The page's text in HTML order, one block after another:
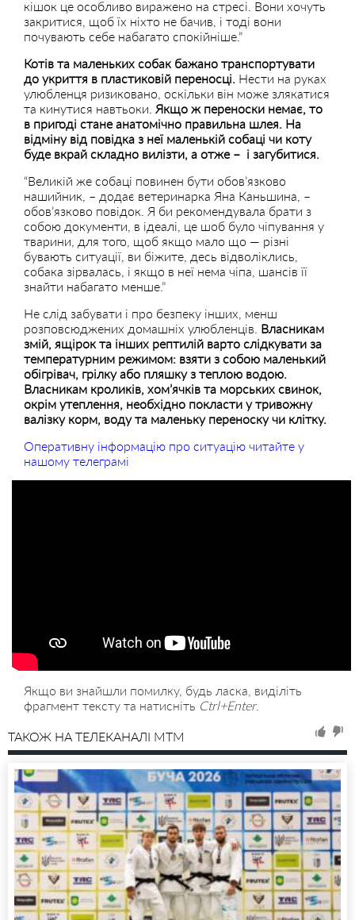
кішок це особливо виражено на стресі. Вони хочуть
закритися, щоб їх ніхто не бачив, і тоді вони
почувають себе набагато спокійніше.”
Котів та маленьких собак бажано транспортувати
до укриття в пластиковій переносці. Нести на руках
улюбленця ризиковано, оскільки він може злякатися
та кинутися навтьоки. Якщо ж переноски немає, то
в пригоді стане анатомічно правильна шлея. На
відміну від повідка з неї маленькій собаці чи коту
буде вкрай складно вилізти, а отже – і загубитися.
“Великій же собаці повинен бути обов’язково
нашийник, – додає ветеринарка Яна Каньшина, –
обов’язково повідок. Я би рекомендувала брати з
собою документи, в ідеалі, це шоб було чіпування у
тварини, для того, щоб якщо мало що — різні
бувають ситуації, ви біжите, десь відволіклись,
собака зірвалась, і якщо в неї нема чіпа, шансів її
знайти набагато менше.”
Не слід забувати і про безпеку інших, менш
розповсюджених домашніх улюбленців. Власникам
змій, ящірок та інших рептилій варто слідкувати за
температурним режимом: взяти з собою маленький
обігрівач, грілку або пляшку з теплою водою.
Власникам кроликів, хом’ячків та морських свинок,
окрім утеплення, необхідно покласти у тривожну
валізку корм, воду та маленьку переноску чи клітку.
Оперативну інформацію про ситуацію читайте у
нашому телеграмі
Якщо ви знайшли помилку, будь ласка, виділіть
фрагмент тексту та натисніть Ctrl+Enter.
ТАКОЖ НА ТЕЛЕКАНАЛІ MTM